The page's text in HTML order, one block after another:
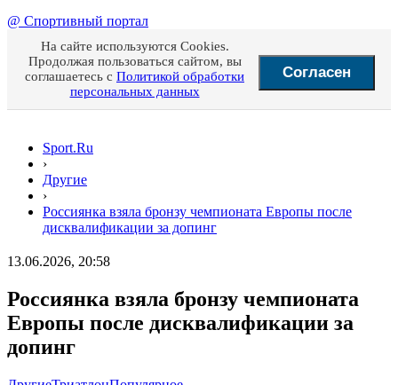
@ Спортивный портал
На сайте используются Cookies.
Продолжая пользоваться сайтом, вы
соглашаетесь с Политикой обработки
персональных данных
Согласен
Sport.Ru
›
Другие
›
Россиянка взяла бронзу чемпионата Европы после
дисквалификации за допинг
13.06.2026, 20:58
Россиянка взяла бронзу чемпионата
Европы после дисквалификации за
допинг